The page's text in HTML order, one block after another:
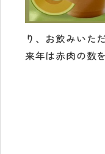
り、お飲みいた
来年は赤肉の数